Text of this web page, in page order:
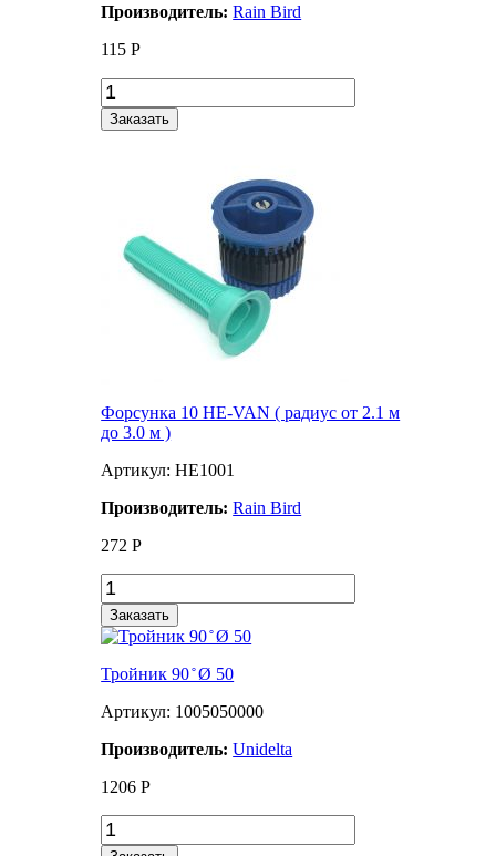
Производитель:Rain Bird
115 Р
Заказать
Форсунка 10 HE-VAN ( радиус от 2.1 м
до 3.0 м )
Артикул: HE1001
Производитель:Rain Bird
272 Р
Заказать
Тройник 90 ̊ Ø 50
Артикул: 1005050000
Производитель:Unidelta
1206 Р